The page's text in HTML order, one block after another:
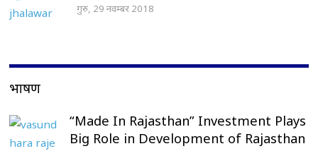
गुरु, 29 नवम्बर 2018
भाषण
“Made In Rajasthan” Investment Plays
Big Role in Development of Rajasthan